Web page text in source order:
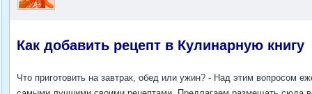
Как добавить рецепт в Кулинарную книгу
Что приготовить на завтрак, обед или ужин? - Над этим